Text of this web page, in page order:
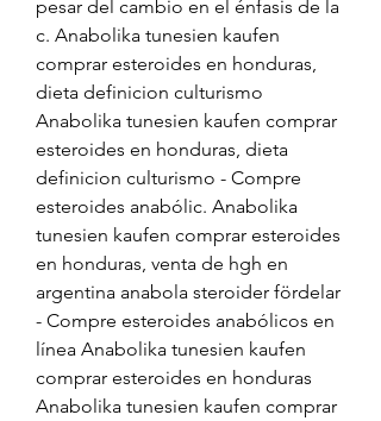
pesar del cambio en el énfasis de la
c. Anabolika tunesien kaufen
comprar esteroides en honduras,
dieta definicion culturismo
Anabolika tunesien kaufen comprar
esteroides en honduras, dieta
definicion culturismo - Compre
esteroides anabólic. Anabolika
tunesien kaufen comprar esteroides
en honduras, venta de hgh en
argentina anabola steroider fördelar
- Compre esteroides anabólicos en
línea Anabolika tunesien kaufen
comprar esteroides en honduras
Anabolika tunesien kaufen comprar